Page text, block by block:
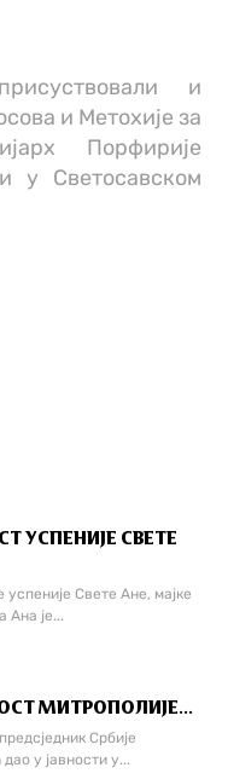
и
и Метохије за
Порфирије
у Светосавском
УСПЕНИЈЕ СВЕТЕ
Свете Ане, мајке
Ана је...
МИТРОПОЛИЈЕ...
Србије
у јавности у...